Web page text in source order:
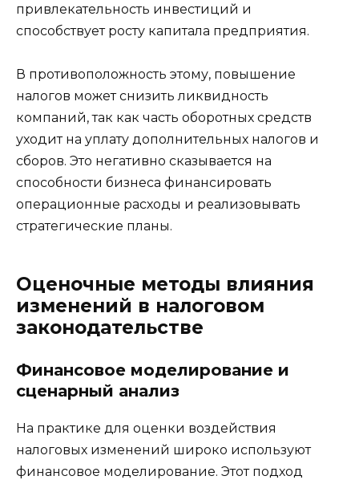
привлекательность инвестиций и
способствует росту капитала предприятия.
В противоположность этому, повышение
налогов может снизить ликвидность
компаний, так как часть оборотных средств
уходит на уплату дополнительных налогов и
сборов. Это негативно сказывается на
способности бизнеса финансировать
операционные расходы и реализовывать
стратегические планы.
Оценочные методы влияния
изменений в налоговом
законодательстве
Финансовое моделирование и
сценарный анализ
На практике для оценки воздействия
налоговых изменений широко используют
финансовое моделирование. Этот подход